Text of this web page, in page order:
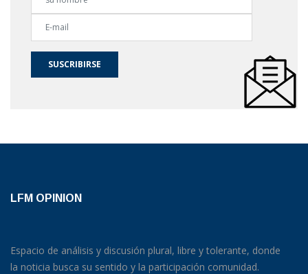
SUSCRIBIRSE
LFM OPINION
Espacio de análisis y discusión plural, libre y tolerante, donde
la noticia busca su sentido y la participación comunidad.